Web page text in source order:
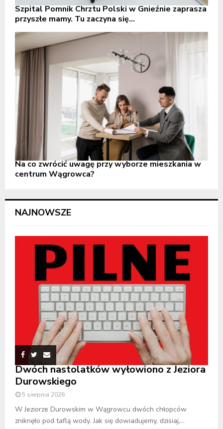
Szpital Pomnik Chrztu Polski w Gnieźnie zaprasza
przyszłe mamy. Tu zaczyna się...
Na co zwrócić uwagę przy wyborze mieszkania w
centrum Wągrowca?
NAJNOWSZE
Dwóch nastolatków wyłowiono z Jeziora
Durowskiego
5 sierpnia 2026
W Jeziorze Durowskim w Wągrowcu dwóch chłopców
zniknęło pod taflą wody. Jak się dowiadujemy, dzisiaj,...